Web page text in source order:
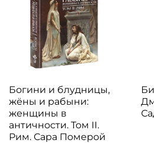
Богини и блудницы,
жёны и рабыни:
женщины в
античности. Том II.
Рим. Сара Померой